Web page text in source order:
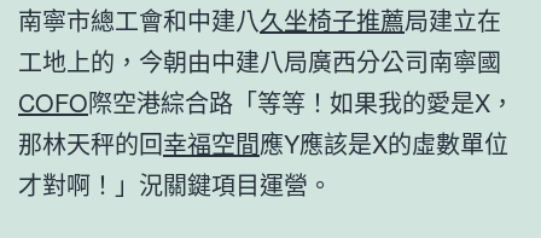
南寧市總工會和中建八久坐椅子推薦局建立在
工地上的，今朝由中建八局廣西分公司南寧國
COFO際空港綜合路「等等！如果我的愛是X，
那林天秤的回幸福空間應Y應該是X的虛數單位
才對啊！」況關鍵項目運營。